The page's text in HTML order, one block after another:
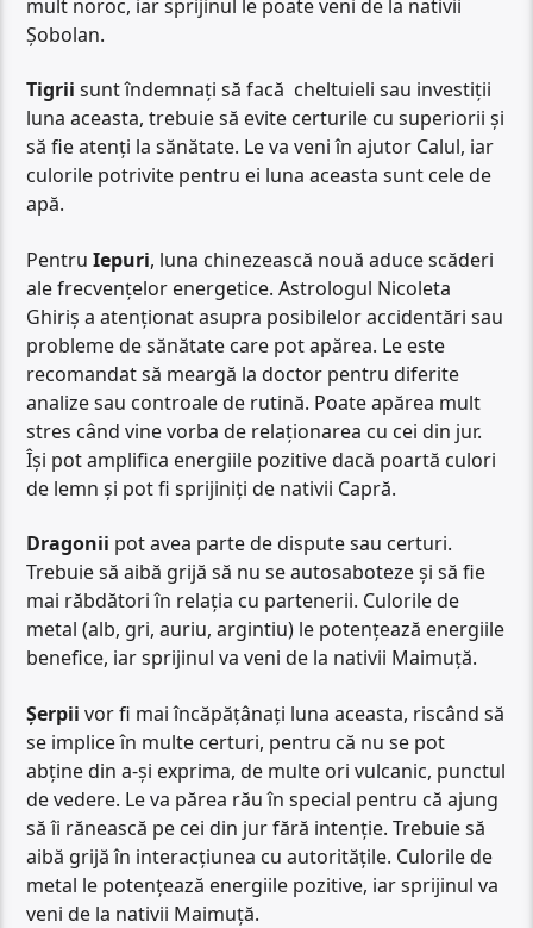
mult noroc, iar sprijinul le poate veni de la nativii
Șobolan.
Tigrii sunt îndemnați să facă cheltuieli sau investiții
luna aceasta, trebuie să evite certurile cu superiorii și
să fie atenți la sănătate. Le va veni în ajutor Calul, iar
culorile potrivite pentru ei luna aceasta sunt cele de
apă.
PentruIepuri, luna chinezească nouă aduce scăderi
ale frecvențelor energetice. Astrologul Nicoleta
Ghiriș a atenționat asupra posibilelor accidentări sau
probleme de sănătate care pot apărea. Le este
recomandat să meargă la doctor pentru diferite
analize sau controale de rutină. Poate apărea mult
stres când vine vorba de relaționarea cu cei din jur.
Își pot amplifica energiile pozitive dacă poartă culori
de lemn și pot fi sprijiniți de nativii Capră.
Dragonii pot avea parte de dispute sau certuri.
Trebuie să aibă grijă să nu se autosaboteze și să fie
mai răbdători în relația cu partenerii. Culorile de
metal (alb, gri, auriu, argintiu) le potențează energiile
benefice, iar sprijinul va veni de la nativii Maimuță.
Șerpii vor fi mai încăpățânați luna aceasta, riscând să
se implice în multe certuri, pentru că nu se pot
abține din a-și exprima, de multe ori vulcanic, punctul
de vedere. Le va părea rău în special pentru că ajung
să îi rănească pe cei din jur fără intenție. Trebuie să
aibă grijă în interacțiunea cu autoritățile. Culorile de
metal le potențează energiile pozitive, iar sprijinul va
veni de la nativii Maimuță.